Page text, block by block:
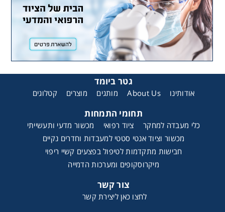
גטר ביומד
אודותינו About Us מותגים מוצרים קטלוגים
תחומי התמחות
כלי מעבדה למחקר ציוד רפואי
מכשור מדעי ותעשייתי
מכשור וציוד אנטי סטטי למעבדות וחדרים נקיים
חבישות מתקדמות לטיפול בפצעים קשיי ריפוי
מיקרוסקופים ומערכות הדמייה
צור קשר
לחצו כאן ליצירת קשר